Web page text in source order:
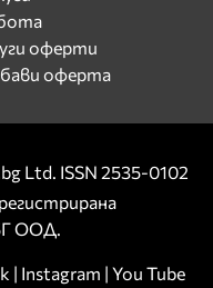
оферти
оферта
Ltd. ISSN 2535-0102
ООД.
| Instagram | You Tube